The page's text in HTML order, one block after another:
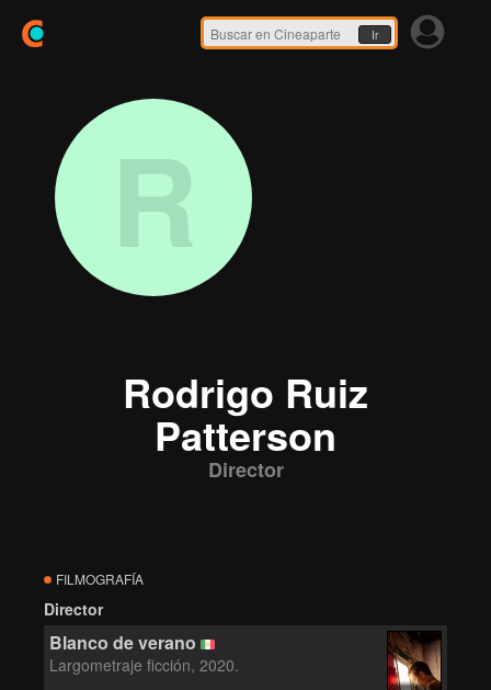
Ir
R
Rodrigo Ruiz
Patterson
Director
FILMOGRAFÍA
Director
Blanco de verano
Largometraje ficción, 2020.